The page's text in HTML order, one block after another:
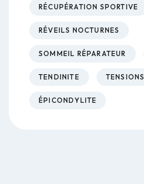
RÉCUPÉRATION SPORTIVE
RÉVEILS NOCTURNES
SOMMEIL RÉPARATEUR
TENDINITE TENSIONS
ÉPICONDYLITE